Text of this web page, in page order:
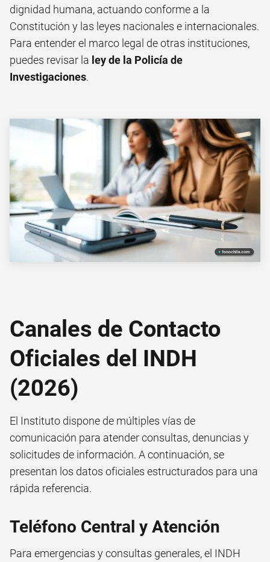
dignidad humana, actuando conforme a la
Constitución y las leyes nacionales e internacionales.
Para entender el marco legal de otras instituciones,
puedes revisar la ley de la Policía de
Investigaciones.
Canales de Contacto
Oficiales del INDH
(2026)
El Instituto dispone de múltiples vías de
comunicación para atender consultas, denuncias y
solicitudes de información. A continuación, se
presentan los datos oficiales estructurados para una
rápida referencia.
Teléfono Central y Atención
Para emergencias y consultas generales, el INDH